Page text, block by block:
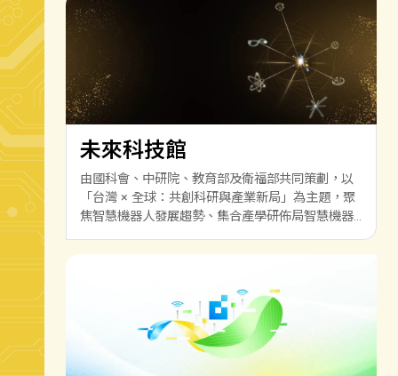
未來科技館
由國科會、中研院、教育部及衛福部共同策劃，以
「台灣 × 全球：共創科研與產業新局」為主題，聚
焦智慧機器人發展趨勢、集合產學研佈局智慧機器
的產業生態系，鏈結前瞻技術與產業應用。